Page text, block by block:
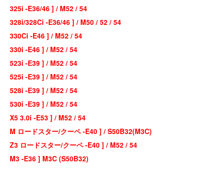
325i -E36/46 ] / M52 / 54
328i/328Ci -E36/46 ] / M50 / 52 / 54
330Ci -E46 ] / M52 / 54
330i -E46 ] / M52 / 54
523i -E39 ] / M52 / 54
525i -E39 ] / M52 / 54
528i -E39 ] / M52 / 54
530i -E39 ] / M52 / 54
X5 3.0i -E53 ] / M52 / 54
M ロードスター/クーペ -E40 ] / S50B32(M3C)
Z3 ロードスター/クーペ -E40 ] / M52 / 54
M3 -E36 ] M3C (S50B32)